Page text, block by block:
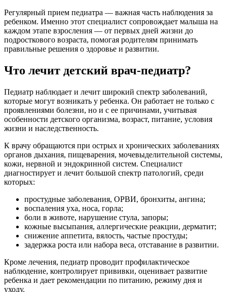
Регулярный прием педиатра — важная часть наблюдения за
ребенком. Именно этот специалист сопровождает малыша на
каждом этапе взросления — от первых дней жизни до
подросткового возраста, помогая родителям принимать
правильные решения о здоровье и развитии.
Что лечит детский врач-педиатр?
Педиатр наблюдает и лечит широкий спектр заболеваний,
которые могут возникать у ребенка. Он работает не только с
проявлениями болезни, но и с ее причинами, учитывая
особенности детского организма, возраст, питание, условия
жизни и наследственность.
К врачу обращаются при острых и хронических заболеваниях
органов дыхания, пищеварения, мочевыделительной системы,
кожи, нервной и эндокринной систем. Специалист
диагностирует и лечит большой спектр патологий, среди
которых:
простудные заболевания, ОРВИ, бронхиты, ангина;
воспаления уха, носа, горла;
боли в животе, нарушение стула, запоры;
кожные высыпания, аллергические реакции, дерматит;
снижение аппетита, вялость, частые простуды;
задержка роста или набора веса, отставание в развитии.
Кроме лечения, педиатр проводит профилактическое
наблюдение, контролирует прививки, оценивает развитие
ребенка и дает рекомендации по питанию, режиму дня и
уходу.